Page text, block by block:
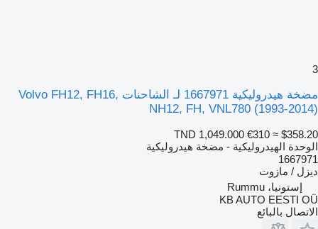
3
مضخة هيدروليكية 1667971 لـ الشاحنات Volvo FH12, FH16,
NH12, FH, VNL780 (1993-2014)
TND 1,049.000 €310 ≈ $358.20
الوحدة الهيدروليكية - مضخة هيدروليكية
1667971
ديزل / مازوت
إستونيا، Rummu
KB AUTO EESTI OÜ
الاتصال بالبائع